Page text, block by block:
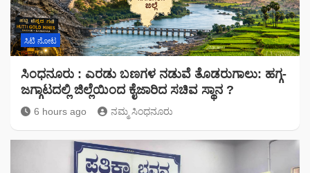
ಸಿಟಿ ನೋಟ
ಸಿಂಧನೂರು : ಎರಡು ಬಣಗಳ ನಡುವೆ ತೊಡರುಗಾಲು: ಹಗ್ಗ-
ಜಗ್ಗಾಟದಲ್ಲಿ ಜಿಲ್ಲೆಯಿಂದ ಕೈಜಾರಿದ ಸಚಿವ ಸ್ಥಾನ ?
6 hours ago ನಮ್ಮ ಸಿಂಧನೂರು